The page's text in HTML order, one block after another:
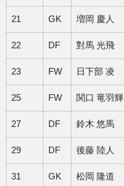
21 GK 増岡 慶人
22 DF 對馬 光飛
23 FW 日下部 凌
25 FW 関口 竜羽輝
27 DF 鈴木 悠馬
29 DF 後藤 陸人
31 GK 松岡 隆道